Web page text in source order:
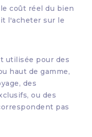
coût réel du bien
l'acheter sur le
utilisée pour des
haut de gamme,
des
ou des
pas